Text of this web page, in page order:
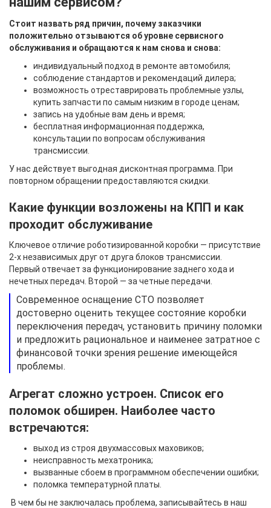
Стоит назвать ряд причин, почему заказчики
положительно отзываются об уровне сервисного
обслуживания и обращаются к нам снова и снова:
индивидуальный подход в ремонте автомобиля;
соблюдение стандартов и рекомендаций дилера;
возможность отреставрировать проблемные узлы,
купить запчасти по самым низким в городе ценам;
запись на удобные вам день и время;
бесплатная информационная поддержка,
консультации по вопросам обслуживания
трансмиссии.
У нас действует выгодная дисконтная программа. При
повторном обращении предоставляются скидки.
Какие функции возложены на КПП и как
проходит обслуживание
Ключевое отличие роботизированной коробки — присутствие
2-х независимых друг от друга блоков трансмиссии.
Первый отвечает за функционирование заднего хода и
нечетных передач. Второй — за четные передачи.
Современное оснащение СТО позволяет
достоверно оценить текущее состояние коробки
переключения передач, установить причину поломки
и предложить рациональное и наименее затратное с
финансовой точки зрения решение имеющейся
проблемы.
Агрегат сложно устроен. Список его
поломок обширен. Наиболее часто
встречаются:
выход из строя двухмассовых маховиков;
неисправность мехатроника;
вызванные сбоем в программном обеспечении ошибки;
поломка температурной платы.
В чем бы не заключалась проблема, записывайтесь в наш